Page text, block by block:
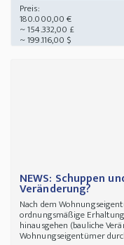
Preis:
180.000,00 €
~ 154.332,00 £
~ 199.116,00 $
NEWS: Schuppen
Veränderung?
Nach dem
ordnungsmäßige
hinausgehen (bauliche
Wohnungseigentümer